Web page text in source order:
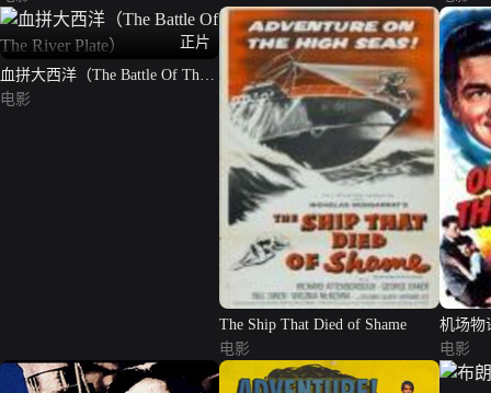
正片
血拼大西洋（The Battle Of The
River Plate）
电影
The Ship That Died of Shame
电影
机场物
电影